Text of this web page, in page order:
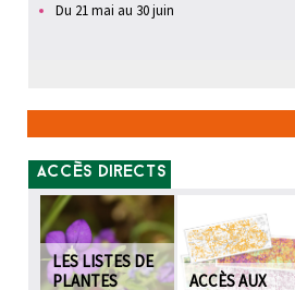
Du 21 mai au 30 juin
ACCÈS DIRECTS
LES LISTES DE
PLANTES
ACCÈS AUX